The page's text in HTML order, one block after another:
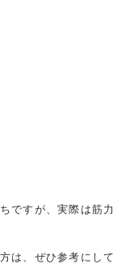
ですが、実際は筋力
は、ぜひ参考にして